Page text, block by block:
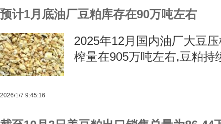
预计1月底油厂豆粕库存在90万吨左右
2025年12月国内油厂大豆
榨量在905万吨左右,豆粕持
2026/1/7 9:45:16